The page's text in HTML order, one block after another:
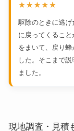
★★★★★
駆除のときに逃
に戻ってくるこ
をまいて、戻り
した。そこまで
ました。
現地調査・見積